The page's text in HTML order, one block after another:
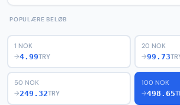
POPULÆRE BELØB
1 NOK
→4.99TRY
20 NOK
→99.73
50 NOK
→249.32TRY
100 NOK
→498.65